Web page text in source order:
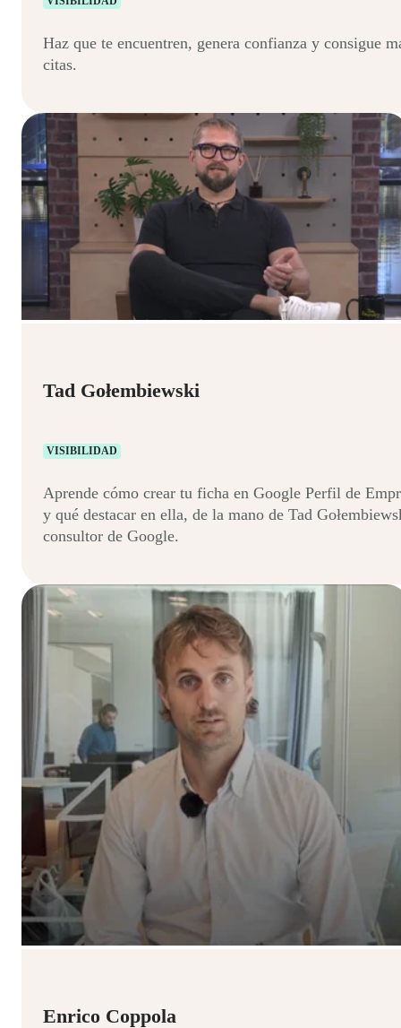
Haz que te encuentren, genera confianza y consigue
citas.
Tad Gołembiewski
VISIBILIDAD
Aprende cómo crear tu ficha en Google Perfil de
y qué destacar en ella, de la mano de Tad
consultor de Google.
Enrico Coppola